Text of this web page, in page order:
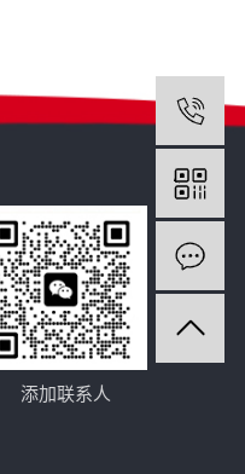
添加联系人